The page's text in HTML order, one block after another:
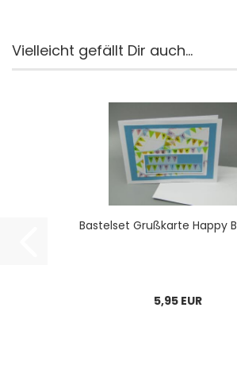
Vielleicht gefällt Dir auch...
Bas­tel­set Gruß­kar­te Happy
5,95 EUR